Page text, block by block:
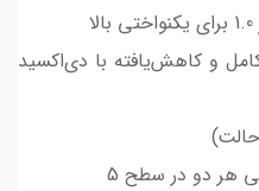
8 (در سایه کامل و کاهش‌یافته با دی‌اکسید
هر دو در سطح 5